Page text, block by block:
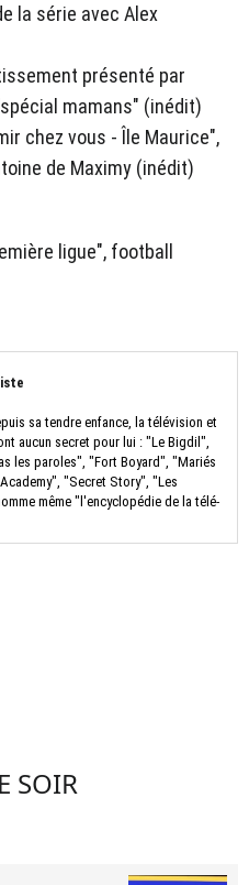
la série avec Alex
présenté par
mamans" (inédit)
chez vous - Île Maurice",
de Maximy (inédit)
ligue", football
sa tendre enfance, la télévision et
aucun secret pour lui : "Le Bigdil",
les paroles", "Fort Boyard", "Mariés
"Secret Story", "Les
même "l'encyclopédie de la télé-
SOIR